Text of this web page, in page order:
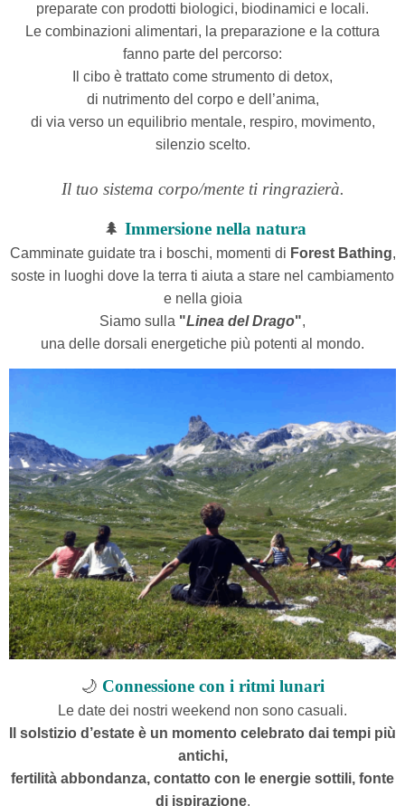
preparate con prodotti biologici, biodinamici e locali.
Le combinazioni alimentari, la preparazione e la cottura
fanno parte del percorso:
Il cibo è trattato come strumento di detox,
di nutrimento del corpo e dell’anima,
di via verso un equilibrio mentale, respiro, movimento,
silenzio scelto.
Il tuo sistema corpo/mente ti ringrazierà.
🌲 Immersione nella natura
Camminate guidate tra i boschi, momenti di Forest Bathing,
soste in luoghi dove la terra ti aiuta a stare nel cambiamento
e nella gioia
Siamo sulla "Linea del Drago",
una delle dorsali energetiche più potenti al mondo.
🌙 Connessione con i ritmi lunari
Le date dei nostri weekend non sono casuali.
Il solstizio d’estate è un momento celebrato dai tempi più
antichi,
fertilità abbondanza, contatto con le energie sottili, fonte
di ispirazione.